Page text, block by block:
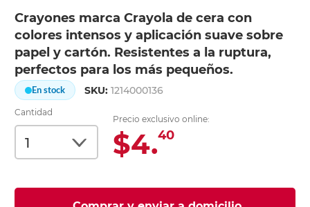
Crayones marca Crayola de cera con
colores intensos y aplicación suave sobre
papel y cartón. Resistentes a la ruptura,
perfectos para los más pequeños.
En stock SKU:1214000136
Cantidad
Precio exclusivo online:
$4.40